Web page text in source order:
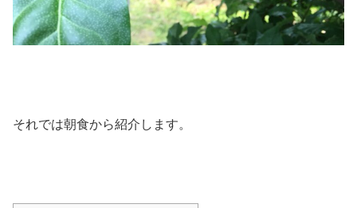
それでは朝食から紹介します。